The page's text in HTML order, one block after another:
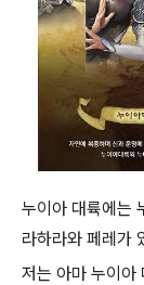
누이아 대륙에는
라하라와 페레가
저는 아마 누이아